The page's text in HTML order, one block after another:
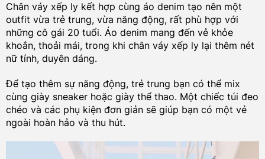
Chân váy xếp ly kết hợp cùng áo denim tạo nên một
outfit vừa trẻ trung, vừa năng động, rất phù hợp với
những cô gái 20 tuổi. Áo denim mang đến vẻ khỏe
khoắn, thoải mái, trong khi chân váy xếp ly lại thêm nét
nữ tính, duyên dáng.
Để tạo thêm sự năng động, trẻ trung bạn có thể mix
cùng giày sneaker hoặc giày thể thao. Một chiếc túi đeo
chéo và các phụ kiện đơn giản sẽ giúp bạn có một vẻ
ngoài hoàn hảo và thu hút.